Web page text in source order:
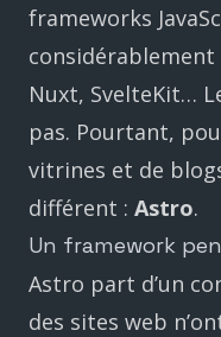
frameworks
considérablement
Nuxt, SvelteKit…
pas. Pourtant,
vitrines et de
différent : Astro.
Un framework
Astro part d’un
des sites web